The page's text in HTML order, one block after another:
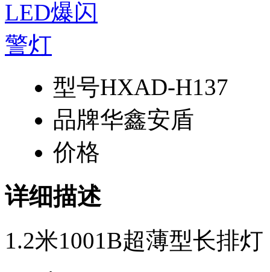
型号HXAD-H137
品牌华鑫安盾
价格
详细描述
1.2米1001B超薄型长排灯